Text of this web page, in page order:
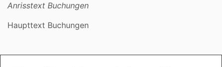
Anrisstext Buchungen
Haupttext Buchungen